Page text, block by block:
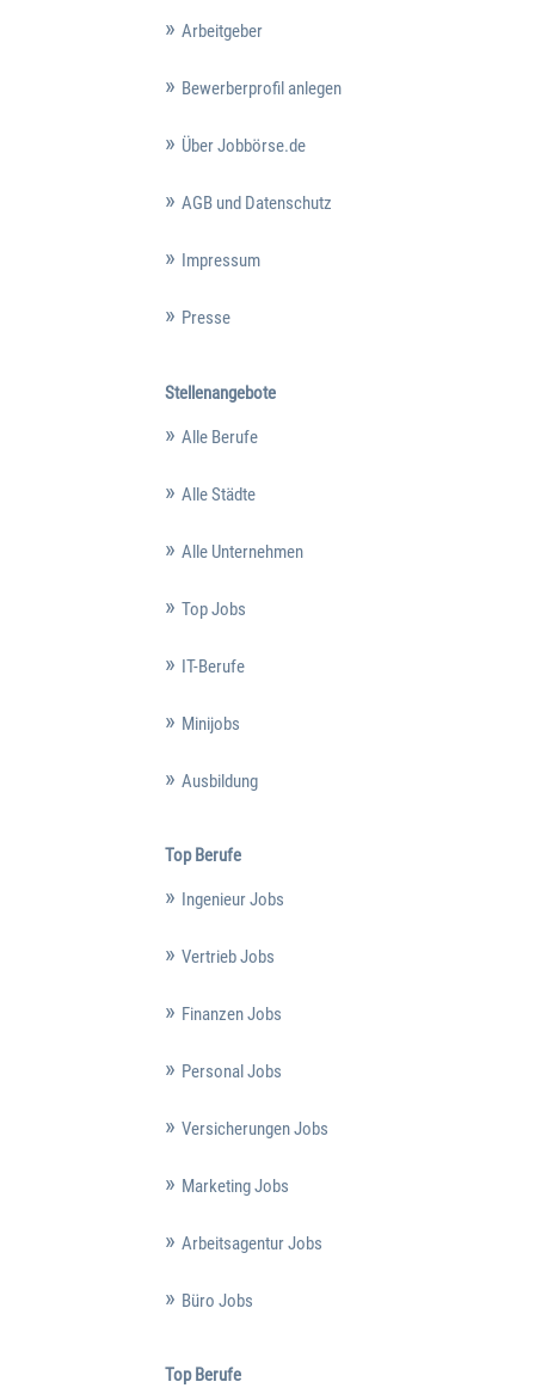
Arbeitgeber
Bewerberprofil anlegen
Über Jobbörse.de
AGB und Datenschutz
Impressum
Presse
Stellenangebote
Alle Berufe
Alle Städte
Alle Unternehmen
Top Jobs
IT-Berufe
Minijobs
Ausbildung
Top Berufe
Ingenieur Jobs
Vertrieb Jobs
Finanzen Jobs
Personal Jobs
Versicherungen Jobs
Marketing Jobs
Arbeitsagentur Jobs
Büro Jobs
Top Berufe